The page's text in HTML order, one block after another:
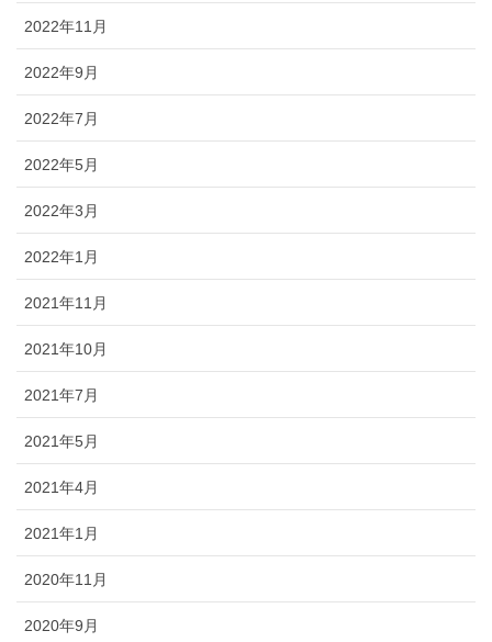
2022年11月
2022年9月
2022年7月
2022年5月
2022年3月
2022年1月
2021年11月
2021年10月
2021年7月
2021年5月
2021年4月
2021年1月
2020年11月
2020年9月